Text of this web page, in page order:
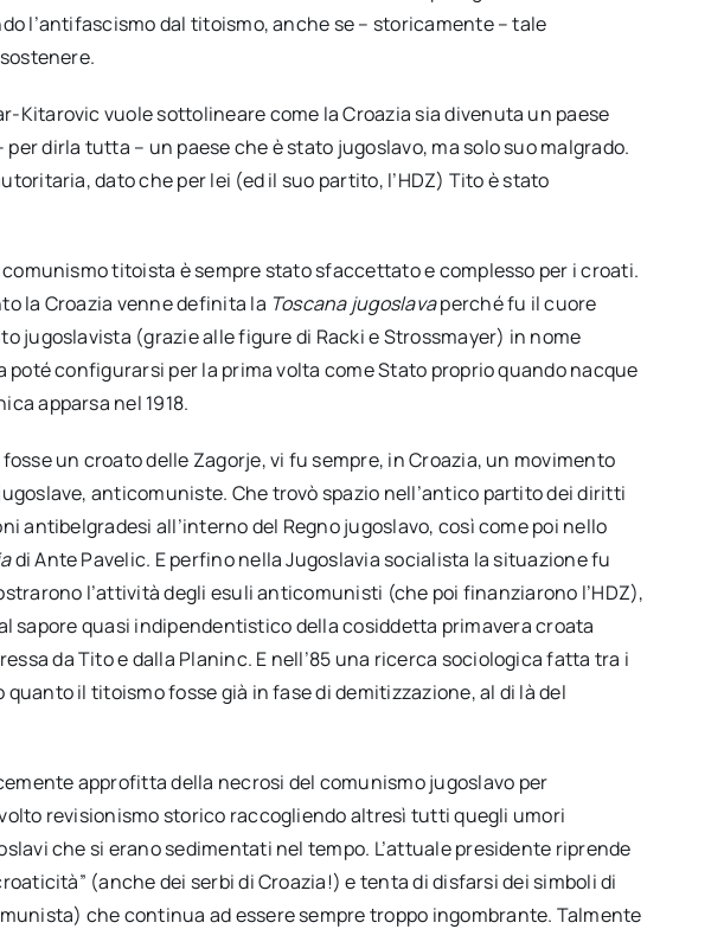
l’antifascismo dal titoismo, anche se – storicamente – tale
Kitarovic vuole sottolineare come la Croazia sia divenuta un paese
dirla tutta – un paese che è stato jugoslavo, ma solo suo malgrado.
dato che per lei (ed il suo partito, l’HDZ) Tito è stato
titoista è sempre stato sfaccettato e complesso per i croati.
la Croazia venne definita la Toscana jugoslavaperché fu il cuore
jugoslavista (grazie alle figure di Racki e Strossmayer) in nome
poté configurarsi per la prima volta come Stato proprio quando nacque
apparsa nel 1918.
un croato delle Zagorje, vi fu sempre, in Croazia, un movimento
anticomuniste. Che trovò spazio nell’antico partito dei diritti
antibelgradesi all’interno del Regno jugoslavo, così come poi nello
di Ante Pavelic. E perfino nella Jugoslavia socialista la situazione fu
l’attività degli esuli anticomunisti (che poi finanziarono l’HDZ),
sapore quasi indipendentistico della cosiddetta primavera croata
da Tito e dalla Planinc. E nell’85 una ricerca sociologica fatta tra i
il titoismo fosse già in fase di demitizzazione, al di là del
approfitta della necrosi del comunismo jugoslavo per
revisionismo storico raccogliendo altresì tutti quegli umori
che si erano sedimentati nel tempo. L’attuale presidente riprende
(anche dei serbi di Croazia!) e tenta di disfarsi dei simboli di
che continua ad essere sempre troppo ingombrante. Talmente